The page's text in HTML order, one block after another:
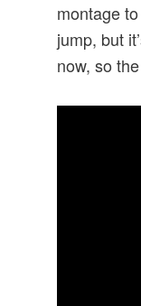
montage
jump, but
now, so